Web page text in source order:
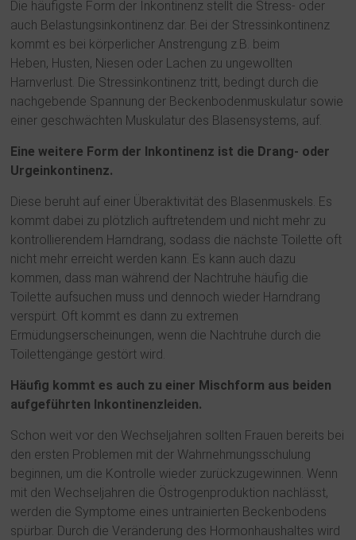
Die häufigste Form der Inkontinenz stellt die Stress- oder
auch Belastungsinkontinenz dar. Bei der Stressinkontinenz
kommt es bei körperlicher Anstrengung z.B. beim
Heben, Husten, Niesen oder Lachen zu ungewollten
Harnverlust. Die Stressinkontinenz tritt, bedingt durch die
nachgebende Spannung der Beckenbodenmuskulatur sowie
einer geschwächten Muskulatur des Blasensystems, auf.
Eine weitere Form der Inkontinenz ist die Drang- oder
Urgeinkontinenz.
Diese beruht auf einer Überaktivität des Blasenmuskels. Es
kommt dabei zu plötzlich auftretendem und nicht mehr zu
kontrollierendem Harndrang, sodass die nächste Toilette oft
nicht mehr erreicht werden kann. Es kann auch dazu
kommen, dass man während der Nachtruhe häufig die
Toilette aufsuchen muss und dennoch wieder Harndrang
verspürt. Oft kommt es dann zu extremen
Ermüdungserscheinungen, wenn die Nachtruhe durch die
Toilettengänge gestört wird.
Häufig kommt es auch zu einer Mischform aus beiden
aufgeführten Inkontinenzleiden.
Schon weit vor den Wechseljahren sollten Frauen bereits bei
den ersten Problemen mit der Wahrnehmungsschulung
beginnen, um die Kontrolle wieder zurückzugewinnen. Wenn
mit den Wechseljahren die Östrogenproduktion nachlässt,
werden die Symptome eines untrainierten Beckenbodens
spürbar. Durch die Veränderung des Hormonhaushaltes wird